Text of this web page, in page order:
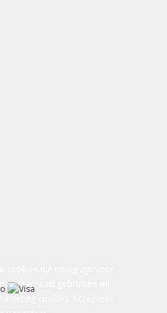
Daarnaast gebruiken wij